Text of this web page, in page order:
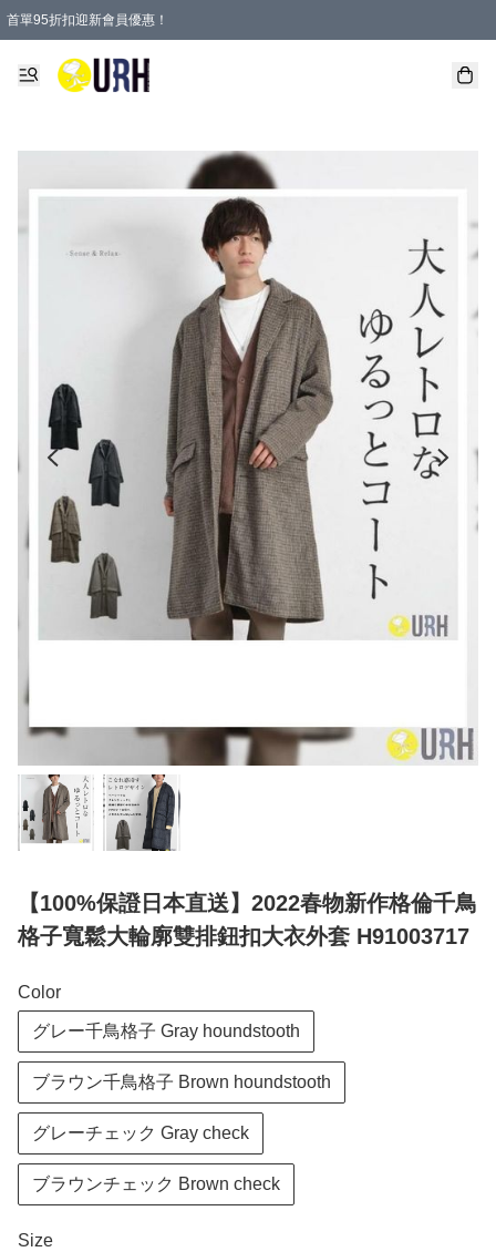
首單95折扣迎新會員優惠！
特選會員可享全單低至 95 折優惠！
單一訂單滿HKD600(澳門HKD800)包郵寄順豐送到家。
【100%保證日本直送】2022春物新作格倫千鳥
格子寬鬆大輪廓雙排鈕扣大衣外套 H91003717
Color
グレー千鳥格子 Gray houndstooth
ブラウン千鳥格子 Brown houndstooth
グレーチェック Gray check
ブラウンチェック Brown check
Size